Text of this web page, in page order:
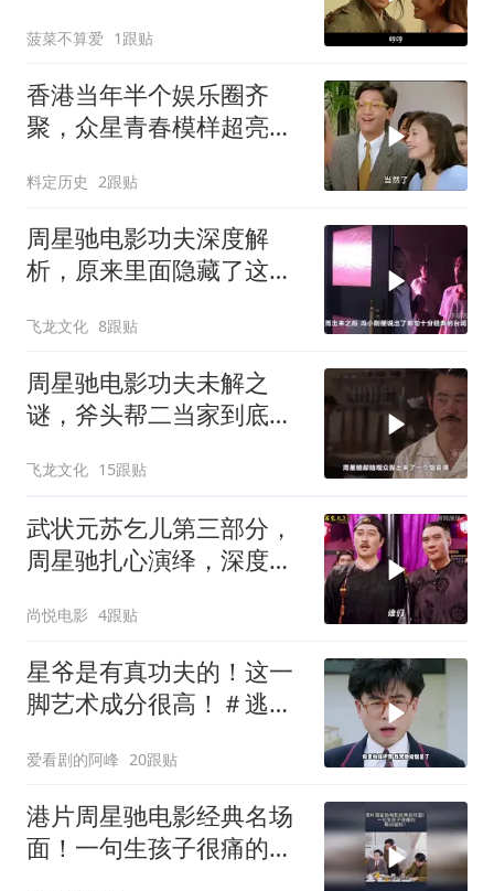
菠菜不算爱 1跟贴
香港当年半个娱乐圈齐
聚，众星青春模样超亮
料定历史 2跟贴
周星驰电影功夫深度解
析，原来里面隐藏了这么
飞龙文化 8跟贴
周星驰电影功夫未解之
谜，斧头帮二当家到底是
飞龙文化 15跟贴
武状元苏乞儿第三部分，
周星驰扎心演绎，深度解
尚悦电影 4跟贴
星爷是有真功夫的！这一
脚艺术成分很高！＃逃学
爱看剧的阿峰 20跟贴
港片周星驰电影经典名场
面！一句生孩子很痛的，